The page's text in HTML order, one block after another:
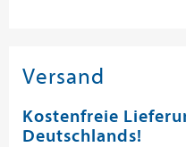
Versand
Kostenfreie
Deutschlands!